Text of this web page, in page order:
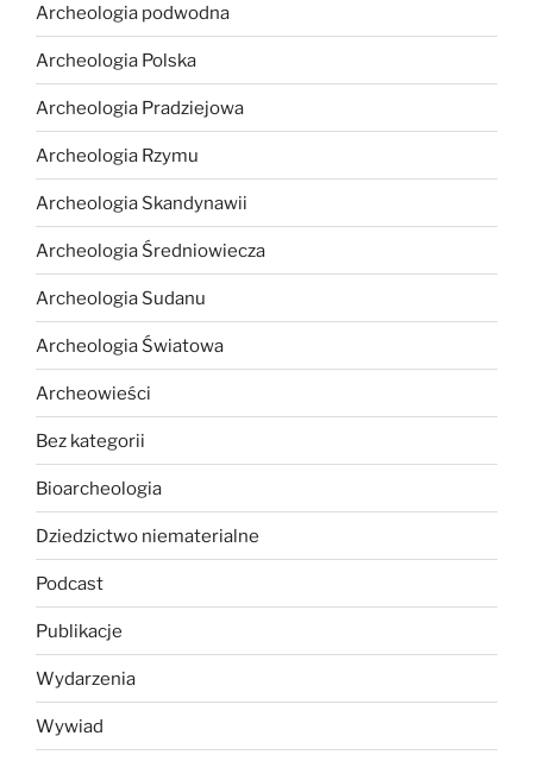
Archeologia podwodna
Archeologia Polska
Archeologia Pradziejowa
Archeologia Rzymu
Archeologia Skandynawii
Archeologia Średniowiecza
Archeologia Sudanu
Archeologia Światowa
Archeowieści
Bez kategorii
Bioarcheologia
Dziedzictwo niematerialne
Podcast
Publikacje
Wydarzenia
Wywiad